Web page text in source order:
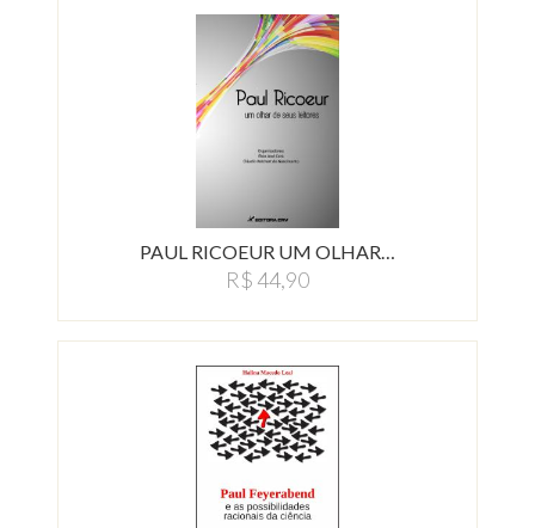
PAUL RICOEUR UM OLHAR…
R$ 44,90